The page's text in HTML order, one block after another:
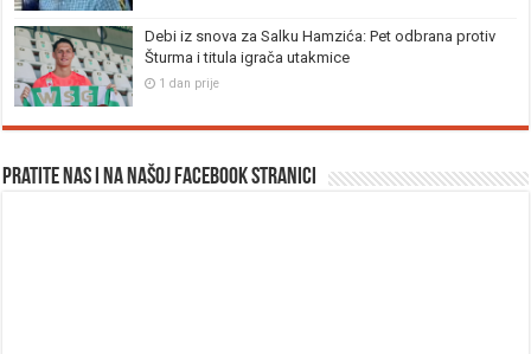
Debi iz snova za Salku Hamzića: Pet odbrana protiv
Šturma i titula igrača utakmice
1 dan prije
Pratite nas i na našoj facebook stranici